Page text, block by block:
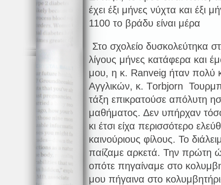
έχει έξι μήνες νύχτα και έξι
1100 το βράδυ είναι μέρα
Στο σχολείο δυσκολεύτηκα
λίγους μήνες κατάφερα και
μου, η κ. Ranveig ήταν
Αγγλικών, κ. Τorbjorn
τάξη επικρατούσε απόλυτη
μαθήματος. Δεν υπήρχαν
κι έτσι είχα περισσότερο
καινούριους φίλους. Το
παίζαμε αρκετά. Την πρώτη
οπότε πηγαίναμε στο
μου πήγαινα στο